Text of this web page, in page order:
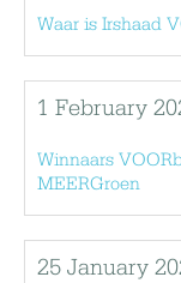
Waar is Irshaad
1 February
Winnaars
MEERGroen
25 January